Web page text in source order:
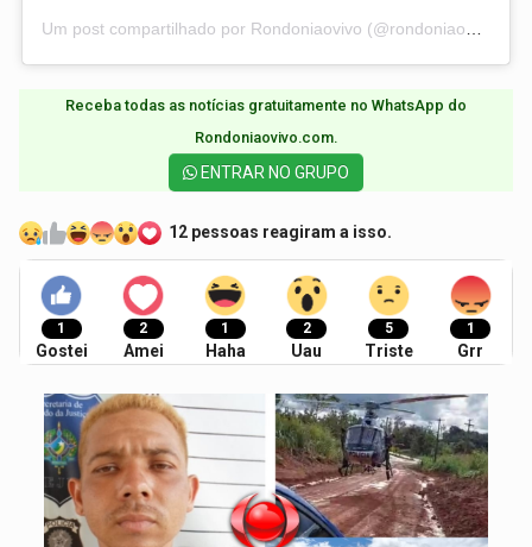
Receba todas as notícias gratuitamente no WhatsApp do
Rondoniaovivo.com.​
ENTRAR NO GRUPO
12 pessoas reagiram a isso.
1
Gostei
2
Amei
1
Haha
2
Uau
5
Triste
1
Grr